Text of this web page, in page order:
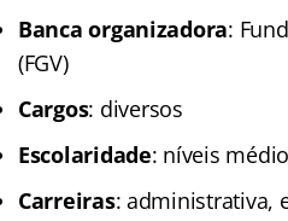
Banca organizadora:
(FGV)
Cargos: diversos
Escolaridade: níveis
Carreiras: administrativa,